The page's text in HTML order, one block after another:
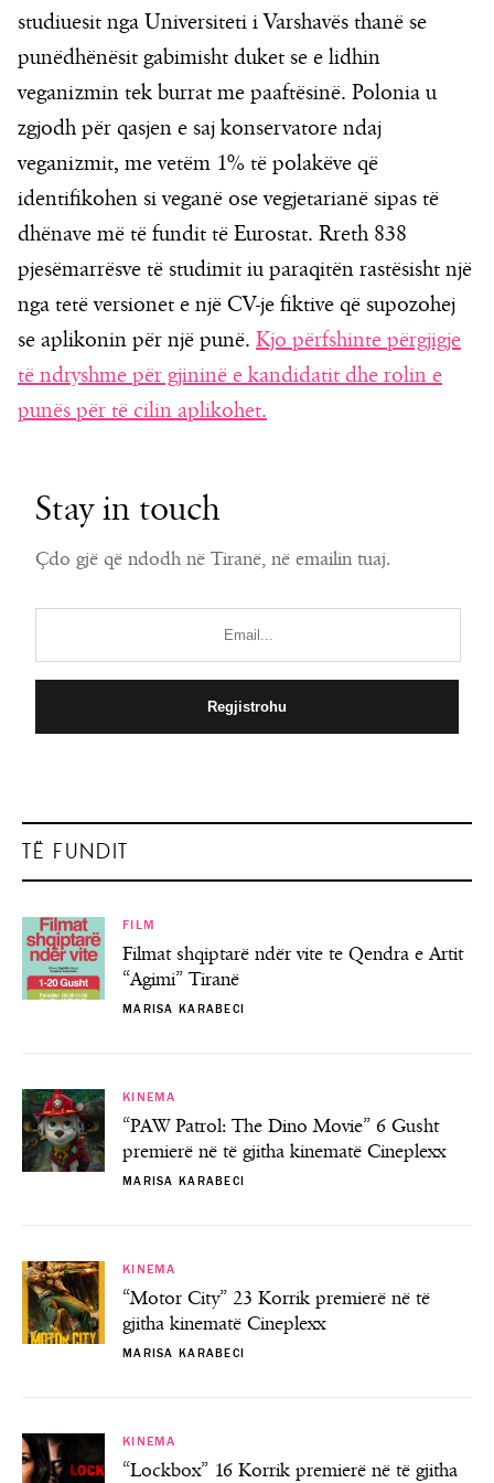
studiuesit nga Universiteti i Varshavës thanë se
punëdhënësit gabimisht duket se e lidhin
veganizmin tek burrat me paaftësinë. Polonia u
zgjodh për qasjen e saj konservatore ndaj
veganizmit, me vetëm 1% të polakëve që
identifikohen si veganë ose vegjetarianë sipas të
dhënave më të fundit të Eurostat. Rreth 838
pjesëmarrësve të studimit iu paraqitën rastësisht një
nga tetë versionet e një CV-je fiktive që supozohej
se aplikonin për një punë. Kjo përfshinte përgjigje
të ndryshme për gjininë e kandidatit dhe rolin e
punës për të cilin aplikohet.
Stay in touch
Çdo gjë që ndodh në Tiranë, në emailin tuaj.
TË FUNDIT
FILM
Filmat shqiptarë ndër vite te Qendra e Artit
“Agimi” Tiranë
MARISA KARABECI
KINEMA
“PAW Patrol: The Dino Movie” 6 Gusht
premierë në të gjitha kinematë Cineplexx
MARISA KARABECI
KINEMA
“Motor City” 23 Korrik premierë në të
gjitha kinematë Cineplexx
MARISA KARABECI
KINEMA
“Lockbox” 16 Korrik premierë në të gjitha